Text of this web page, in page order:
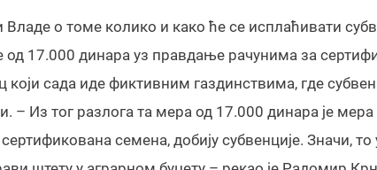
о томе колико и како ће се исплаћивати
од 17.000 динара уз правдање рачунима за
сада иде фиктивним газдинствима, где
Из тог разлога та мера од 17.000 динара је мера
семена, добију субвенције. Значи, то